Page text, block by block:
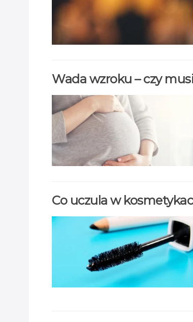
Wada wzroku – czy
Co uczula w